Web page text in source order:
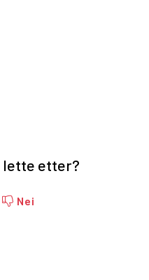
lette etter?
Nei